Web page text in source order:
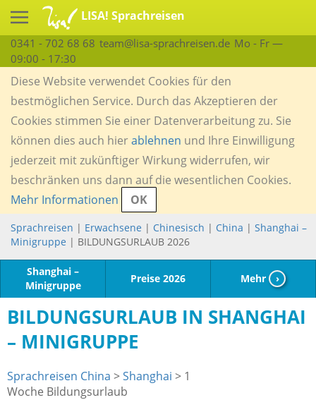
LISA! Sprachreisen
0341 - 702 68 68 team@lisa-sprachreisen.de Mo - Fr —
09:00 - 17:30
Diese Website verwendet Cookies für den
bestmöglichen Service. Durch das Akzeptieren der
Cookies stimmen Sie einer Datenverarbeitung zu. Sie
können dies auch hierablehnen und Ihre Einwilligung
jederzeit mit zukünftiger Wirkung widerrufen, wir
beschränken uns dann auf die wesentlichen Cookies.
Mehr Informationen
OK
Sprachreisen | Erwachsene | Chinesisch | China | Shanghai –
Minigruppe | BILDUNGSURLAUB 2026
Shanghai –
Minigruppe
Preise 2026 Mehr ›
BILDUNGSURLAUB IN SHANGHAI
– MINIGRUPPE
Sprachreisen China >Shanghai > 1
Woche Bildungsurlaub